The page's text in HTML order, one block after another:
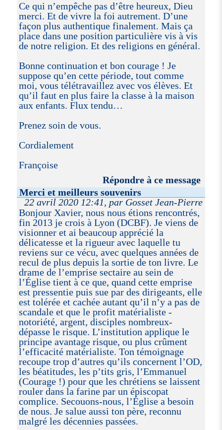
Ce qui n’empêche pas d’être heureux, Dieu
merci. Et de vivre la foi autrement. D’une
façon plus authentique finalement. Mais ça
place dans une position particulière vis à vis
de notre religion. Et des religions en général.
Bonne continuation et bon courage ! Je
suppose qu’en cette période, tout comme
moi, vous télétravaillez avec vos élèves. Et
qu’il faut en plus faire la classe à la maison
aux enfants. Flux tendu…
Prenez soin de vous.
Cordialement
Françoise
Répondre à ce message
Merci et meilleurs souvenirs
22 avril 2020 12:41, par Gosset Jean-Pierre
Bonjour Xavier, nous nous étions rencontrés,
fin 2013 je crois à Lyon (DCBF). Je viens de
visionner et ai beaucoup apprécié la
délicatesse et la rigueur avec laquelle tu
reviens sur ce vécu, avec quelques années de
recul de plus depuis la sortie de ton livre. Le
drame de l’emprise sectaire au sein de
l’Église tient à ce que, quand cette emprise
est pressentie puis sue par des dirigeants, elle
est tolérée et cachée autant qu’il n’y a pas de
scandale et que le profit matérialiste -
notoriété, argent, disciples nombreux-
dépasse le risque. L’institution applique le
principe avantage risque, ou plus crûment
l’efficacité matérialiste. Ton témoignage
recoupe trop d’autres qu’ils concernent l’OD,
les béatitudes, les p’tits gris, l’Emmanuel
(Courage !) pour que les chrétiens se laissent
rouler dans la farine par un épiscopat
complice. Secouons-nous, l’Église a besoin
de nous. Je salue aussi ton père, reconnu
malgré les décennies passées.